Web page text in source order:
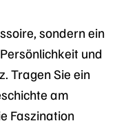
sondern ein
und
Tragen Sie ein
am
Faszination